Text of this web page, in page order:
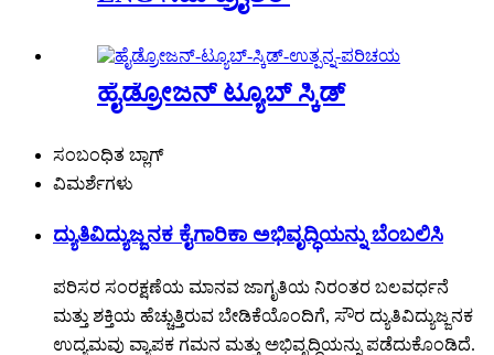
ಹೈಡ್ರೋಜನ್ ಟ್ಯೂಬ್ ಸ್ಕಿಡ್
ಸಂಬಂಧಿತ ಬ್ಲಾಗ್
ವಿಮರ್ಶೆಗಳು
ದ್ಯುತಿವಿದ್ಯುಜ್ಜನಕ ಕೈಗಾರಿಕಾ ಅಭಿವೃದ್ಧಿಯನ್ನು ಬೆಂಬಲಿಸಿ
ಪರಿಸರ ಸಂರಕ್ಷಣೆಯ ಮಾನವ ಜಾಗೃತಿಯ ನಿರಂತರ ಬಲವರ್ಧನೆ
ಮತ್ತು ಶಕ್ತಿಯ ಹೆಚ್ಚುತ್ತಿರುವ ಬೇಡಿಕೆಯೊಂದಿಗೆ, ಸೌರ ದ್ಯುತಿವಿದ್ಯುಜ್ಜನಕ
ಉದ್ಯಮವು ವ್ಯಾಪಕ ಗಮನ ಮತ್ತು ಅಭಿವೃದ್ಧಿಯನ್ನು ಪಡೆದುಕೊಂಡಿದೆ.